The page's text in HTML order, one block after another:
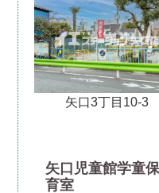
矢口3丁目10-3
矢口児童館学童保
育室